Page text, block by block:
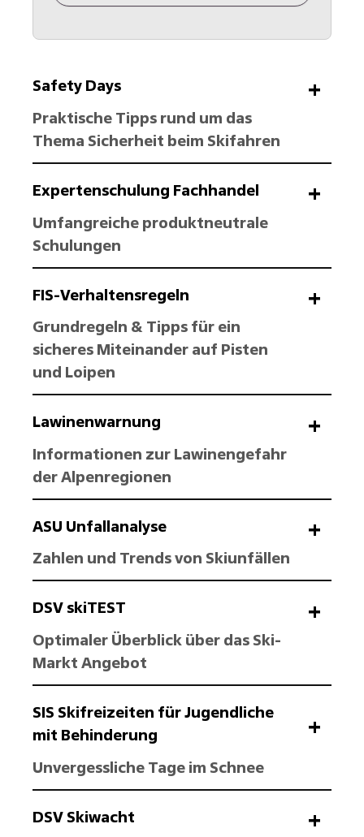
Safety Days
Praktische Tipps rund um das
Thema Sicherheit beim Skifahren
Expertenschulung Fachhandel
Umfangreiche produktneutrale
Schulungen
FIS-Verhaltensregeln
Grundregeln & Tipps für ein
sicheres Miteinander auf Pisten
und Loipen
Lawinenwarnung
Informationen zur Lawinengefahr
der Alpenregionen
ASU Unfallanalyse
Zahlen und Trends von Skiunfällen
DSV skiTEST
Optimaler Überblick über das Ski-
Markt Angebot
SIS Skifreizeiten für Jugendliche
mit Behinderung
Unvergessliche Tage im Schnee
DSV Skiwacht